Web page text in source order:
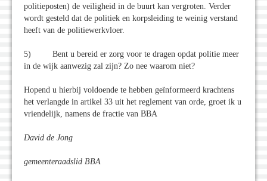
politieposten) de veiligheid in de buurt kan vergroten. Verder
wordt gesteld dat de politiek en korpsleiding te weinig verstand
heeft van de politiewerkvloer.
5) Bent u bereid er zorg voor te dragen opdat politie meer
in de wijk aanwezig zal zijn? Zo nee waarom niet?
Hopend u hierbij voldoende te hebben geïnformeerd krachtens
het verlangde in artikel 33 uit het reglement van orde, groet ik u
vriendelijk, namens de fractie van BBA
David de Jong
gemeenteraadslid BBA